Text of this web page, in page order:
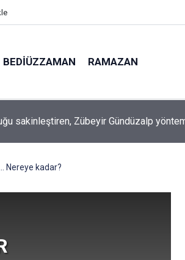
BEDIÜZZAMAN RAMAZAN
zorunda kalıyoruz?
Nereye kadar?